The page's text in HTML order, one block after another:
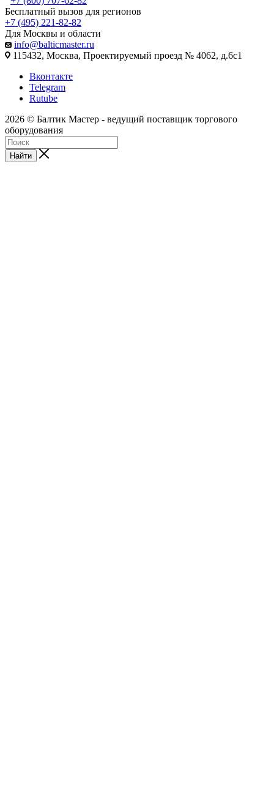
Бесплатный вызов для регионов
+7 (495) 221-82-82
Для Москвы и области
info@balticmaster.ru
115432, Москва, Проектируемый проезд № 4062, д.6с1
Вконтакте
Telegram
Rutube
2026 © Балтик Мастер - ведущий поставщик торгового
оборудования
Найти